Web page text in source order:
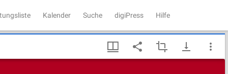
Kalender Suche digiPress Hilfe